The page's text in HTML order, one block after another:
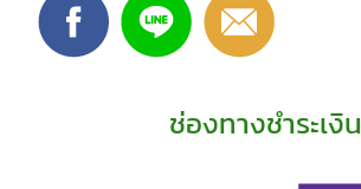
ช่องทางชำระเงิน